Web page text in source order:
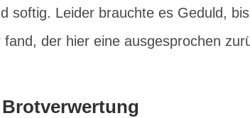
softig. Leider brauchte es Geduld,
der hier eine ausgesprochen